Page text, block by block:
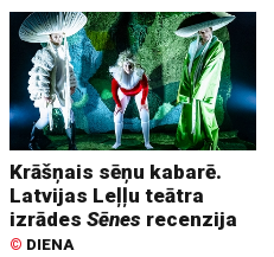
Krāšņais sēņu kabarē.
Latvijas Leļļu teātra
izrādesSēnes recenzija
© DIENA